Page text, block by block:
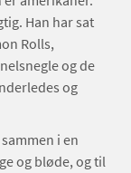
Han har sat
Rolls,
og de
og
i en
og bløde, og til